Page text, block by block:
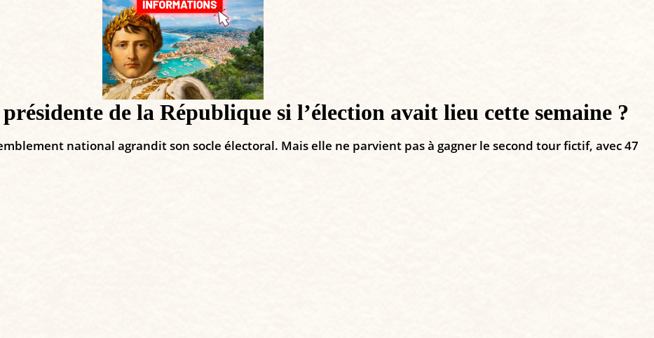
de la République si l’élection avait lieu cette semaine ?
national agrandit son socle électoral. Mais elle ne parvient pas à gagner le second tour fictif, avec 47